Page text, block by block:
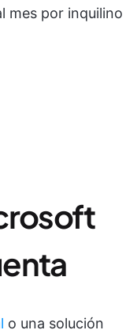
mes por inquilino
o una solución